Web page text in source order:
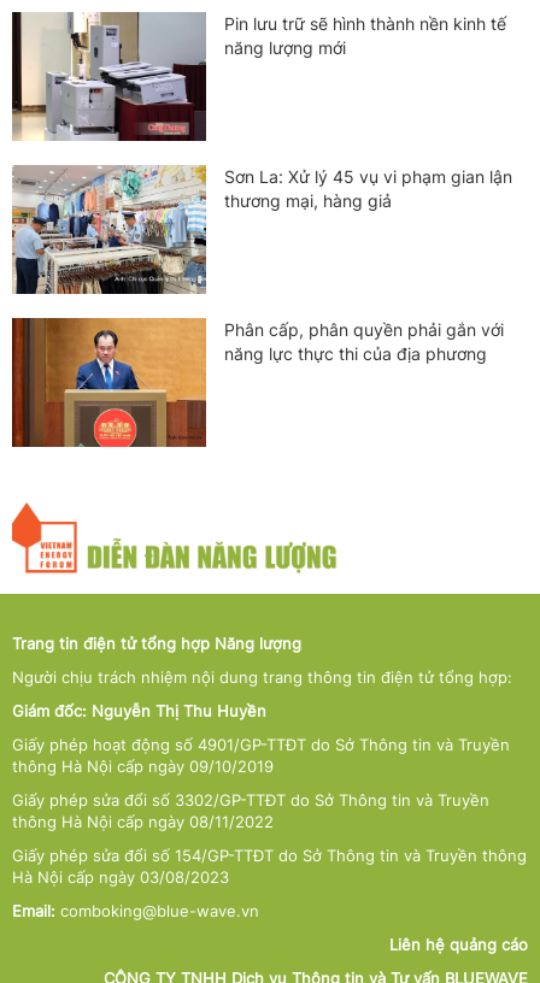
Pin lưu trữ sẽ hình thành nền kinh tế
năng lượng mới
Sơn La: Xử lý 45 vụ vi phạm gian lận
thương mại, hàng giả
Phân cấp, phân quyền phải gắn với
năng lực thực thi của địa phương
Trang tin điện tử tổng hợp Năng lượng
Người chịu trách nhiệm nội dung trang thông tin điện tử tổng hợp:
Giám đốc: Nguyễn Thị Thu Huyền
Giấy phép hoạt động số 4901/GP-TTĐT do Sở Thông tin và Truyền
thông Hà Nội cấp ngày 09/10/2019
Giấy phép sửa đổi số 3302/GP-TTĐT do Sở Thông tin và Truyền
thông Hà Nội cấp ngày 08/11/2022
Giấy phép sửa đổi số 154/GP-TTĐT do Sở Thông tin và Truyền thông
Hà Nội cấp ngày 03/08/2023
Email: comboking@blue-wave.vn
Liên hệ quảng cáo
CÔNG TY TNHH Dịch vụ Thông tin và Tư vấn BLUEWAVE